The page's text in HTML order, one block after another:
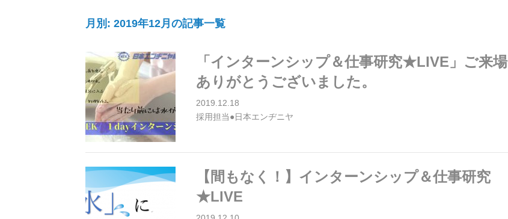
月別: 2019年12月の記事一覧
「インターンシップ＆仕事研究★LIVE」ご来場
ありがとうございました。
2019.12.18
採用担当●日本エンヂニヤ
【間もなく！】インターンシップ＆仕事研究
★LIVE